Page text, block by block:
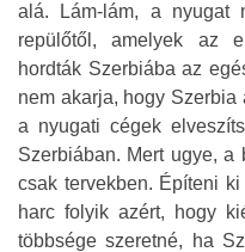
alá. Lám-lám, a nyugat
repülőtől, amelyek az
hordták Szerbiába az
nem akarja, hogy Szerbia
a nyugati cégek
Szerbiában. Mert ugye, a
csak tervekben. Építeni
harc folyik azért, hogy
többsége szeretné, ha